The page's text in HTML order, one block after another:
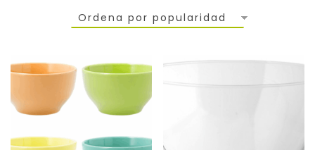
Ordena por popularidad